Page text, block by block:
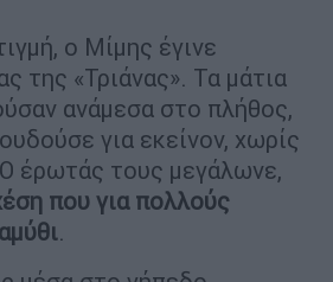
ο Μίμης έγινε
της «Τριάνας». Τα μάτια
ανάμεσα στο πλήθος,
για εκείνον, χωρίς
έρωτάς τους μεγάλωνε,
που για πολλούς
.